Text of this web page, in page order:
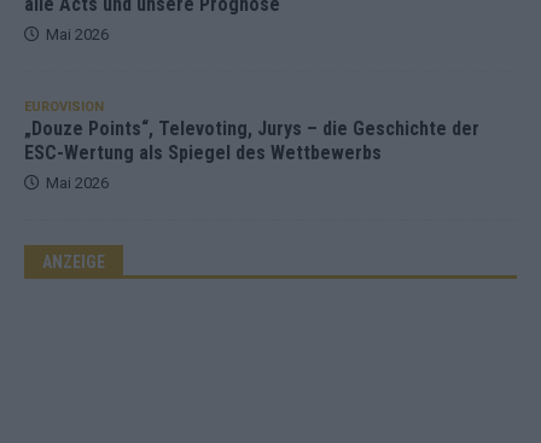
Mai 2026
EUROVISION
„Douze Points“, Televoting, Jurys – die Geschichte der
ESC-Wertung als Spiegel des Wettbewerbs
Mai 2026
ANZEIGE